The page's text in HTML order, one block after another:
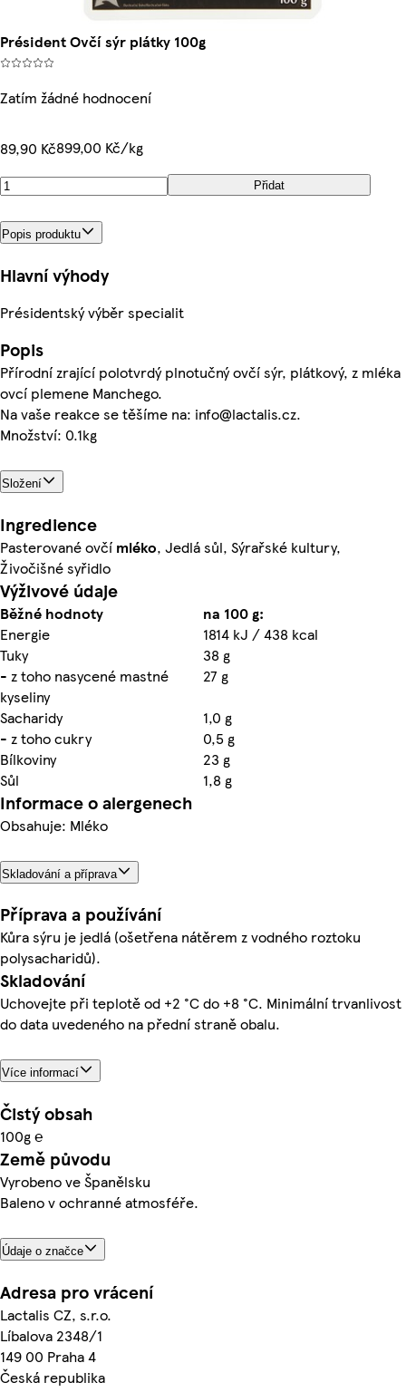
Président Ovčí sýr plátky 100g
Zatím žádné hodnocení
89,90 Kč899,00 Kč/kg
Přidat
Popis produktu
Hlavní výhody
Présidentský výběr specialit
Popis
Přírodní zrající polotvrdý plnotučný ovčí sýr, plátkový, z mléka
ovcí plemene Manchego.
Na vaše reakce se těšíme na: info@lactalis.cz.
Množství: 0.1kg
Složení
Ingredience
Pasterované ovčí mléko, Jedlá sůl, Sýrařské kultury,
Živočišné syřidlo
Výživové údaje
Běžné hodnoty
na 100 g:
Energie
1814 kJ / 438 kcal
Tuky
38 g
- z toho nasycené mastné
kyseliny
27 g
Sacharidy
1,0 g
- z toho cukry
0,5 g
Bílkoviny
23 g
Sůl
1,8 g
Informace o alergenech
Obsahuje: Mléko
Skladování a příprava
Příprava a používání
Kůra sýru je jedlá (ošetřena nátěrem z vodného roztoku
polysacharidů).
Skladování
Uchovejte při teplotě od +2 °C do +8 °C. Minimální trvanlivost
do data uvedeného na přední straně obalu.
Více informací
Čistý obsah
100g ℮
Země původu
Vyrobeno ve Španělsku
Baleno v ochranné atmosféře.
Údaje o značce
Adresa pro vrácení
Lactalis CZ, s.r.o.
Líbalova 2348/1
149 00 Praha 4
Česká republika